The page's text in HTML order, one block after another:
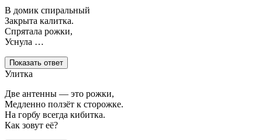
В домик спиральный
Закрыта калитка.
Спрятала рожки,
Уснула …
Показать ответ
Улитка
Две антенны — это рожки,
Медленно ползёт к сторожке.
На горбу всегда кибитка.
Как зовут её?